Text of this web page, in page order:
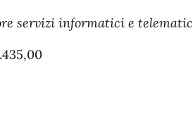
servizi informatici e